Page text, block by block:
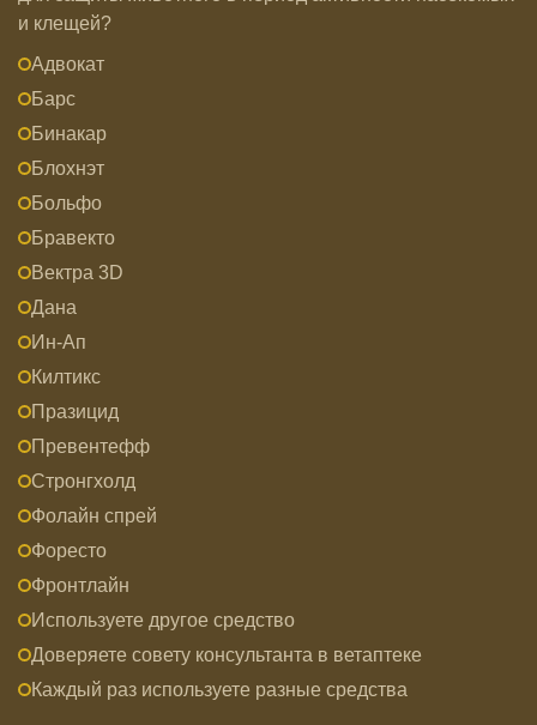
и клещей?
Адвокат
Барс
Бинакар
Блохнэт
Больфо
Бравекто
Вектра 3D
Дана
Ин-Ап
Килтикс
Празицид
Превентефф
Стронгхолд
Фолайн спрей
Форесто
Фронтлайн
Используете другое средство
Доверяете совету консультанта в ветаптеке
Каждый раз используете разные средства